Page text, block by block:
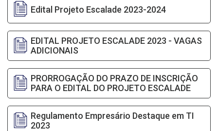
Edital Projeto Escalade 2023-2024
EDITAL PROJETO ESCALADE 2023 - VAGAS
ADICIONAIS
PRORROGAÇÃO DO PRAZO DE INSCRIÇÃO
PARA O EDITAL DO PROJETO ESCALADE
Regulamento Empresário Destaque em TI
2023